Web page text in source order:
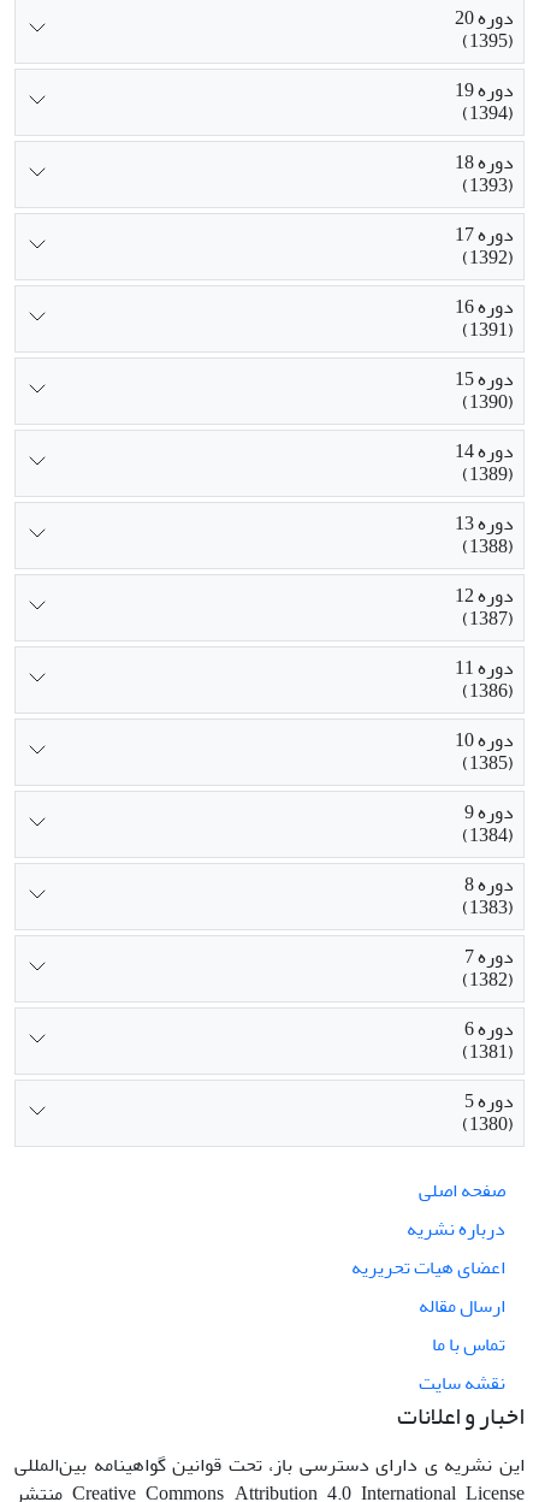
دوره 20
(1395)
دوره 19
(1394)
دوره 18
(1393)
دوره 17
(1392)
دوره 16
(1391)
دوره 15
(1390)
دوره 14
(1389)
دوره 13
(1388)
دوره 12
(1387)
دوره 11
(1386)
دوره 10
(1385)
دوره 9
(1384)
دوره 8
(1383)
دوره 7
(1382)
دوره 6
(1381)
دوره 5
(1380)
صفحه اصلی
درباره نشریه
اعضای هیات تحریریه
ارسال مقاله
تماس با ما
نقشه سایت
اخبار و اعلانات
این نشریه ی دارای دسترسی باز، تحت قوانین گواهینامه بین‌المللی
Creative Commons Attribution 4.0 International License منتشر